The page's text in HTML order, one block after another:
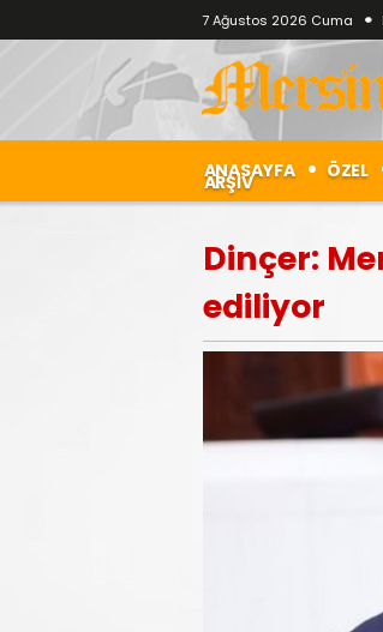
7 Ağustos 2026 Cuma
ANASAYFA ÖZEL
ARŞİV
Dinçer:
ediliyor